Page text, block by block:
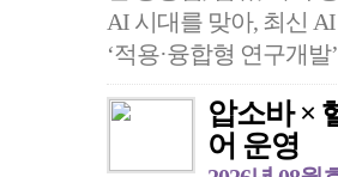
AI 시대를 맞아, 최신
‘적용·융합형 연구개
압소바 ×
어 운영